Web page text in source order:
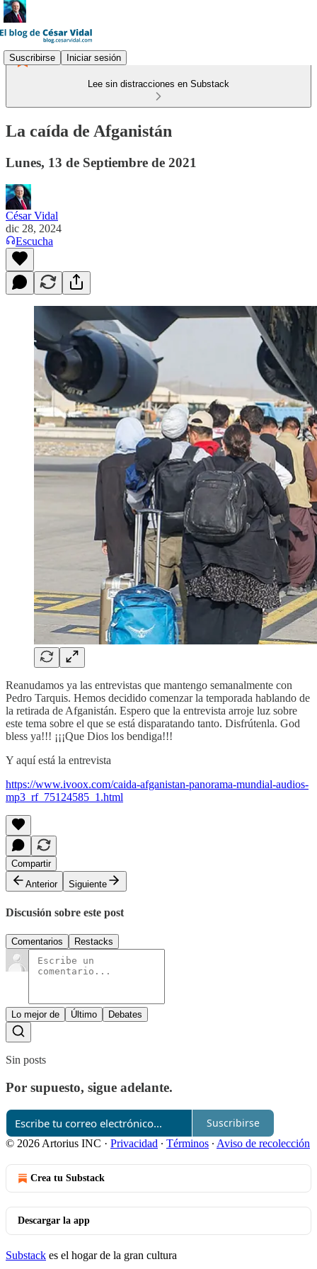
Suscribirse Iniciar sesión
Lee sin distracciones en Substack
La caída de Afganistán
Lunes, 13 de Septiembre de 2021
César Vidal
dic 28, 2024
Escucha
Reanudamos ya las entrevistas que mantengo semanalmente con
Pedro Tarquis. Hemos decidido comenzar la temporada hablando de
la retirada de Afganistán. Espero que la entrevista arroje luz sobre
este tema sobre el que se está disparatando tanto. Disfrútenla. God
bless ya!!! ¡¡¡Que Dios los bendiga!!!
Y aquí está la entrevista
https://www.ivoox.com/caida-afganistan-panorama-mundial-audios-
mp3_rf_75124585_1.html
Compartir
Anterior
Siguiente
Discusión sobre este post
Comentarios Restacks
Lo mejor de Último Debates
Sin posts
Por supuesto, sigue adelante.
Suscribirse
© 2026 Artorius INC · Privacidad ∙ Términos ∙ Aviso de recolección
Crea tu Substack
Descargar la app
Substack es el hogar de la gran cultura